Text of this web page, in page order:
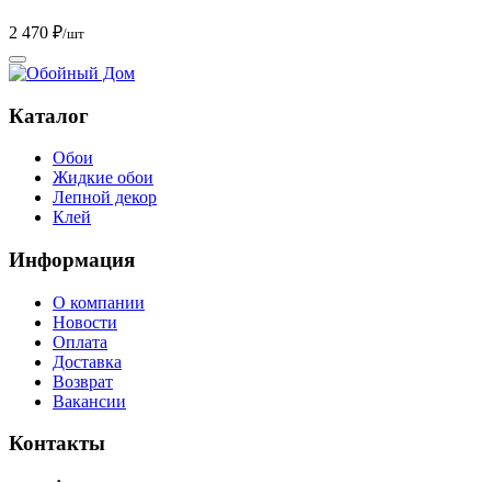
2 470 ₽/шт
Каталог
Обои
Жидкие обои
Лепной декор
Клей
Информация
О компании
Новости
Оплата
Доставка
Возврат
Вакансии
Контакты